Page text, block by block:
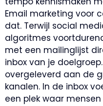
Email marketing voor
dat. Terwijl social
algoritmes
met een mailinglijst
inbox van je
overgeleverd aan de
kanalen. In de inbox
een plek waar